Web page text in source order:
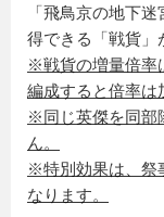
「飛鳥京の地下
得できる「戦貨」
※戦貨の増量倍率
編成すると倍率は
※同じ英傑を同部
ん。
※特別効果は、祭
なります。